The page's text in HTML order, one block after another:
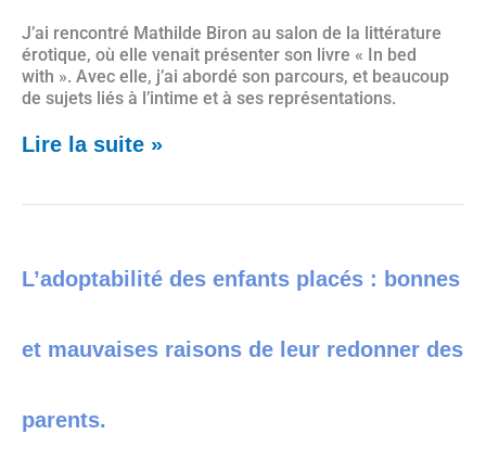
J’ai rencontré Mathilde Biron au salon de la littérature
érotique, où elle venait présenter son livre « In bed
with ». Avec elle, j’ai abordé son parcours, et beaucoup
de sujets liés à l’intime et à ses représentations.
Lire la suite »
L’adoptabilité des enfants placés : bonnes
et mauvaises raisons de leur redonner des
parents.